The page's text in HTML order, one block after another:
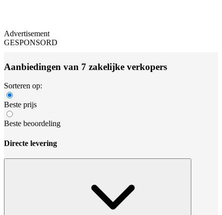
Advertisement
GESPONSORD
Aanbiedingen van 7 zakelijke verkopers
Sorteren op:
Beste prijs
Beste beoordeling
Directe levering